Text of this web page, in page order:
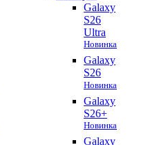
Galaxy
S26
Ultra
Новинка
Galaxy
S26
Новинка
Galaxy
S26+
Новинка
Galaxy